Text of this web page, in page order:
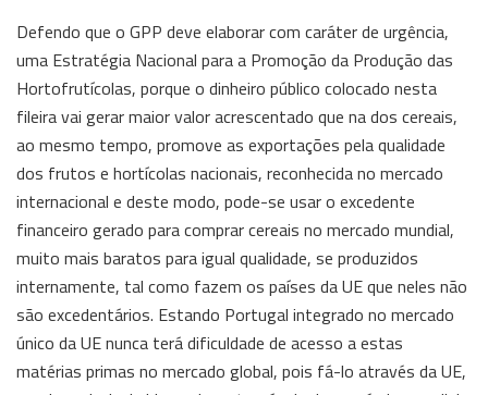
Defendo que o GPP deve elaborar com caráter de urgência,
uma Estratégia Nacional para a Promoção da Produção das
Hortofrutícolas, porque o dinheiro público colocado nesta
fileira vai gerar maior valor acrescentado que na dos cereais,
ao mesmo tempo, promove as exportações pela qualidade
dos frutos e hortícolas nacionais, reconhecida no mercado
internacional e deste modo, pode-se usar o excedente
financeiro gerado para comprar cereais no mercado mundial,
muito mais baratos para igual qualidade, se produzidos
internamente, tal como fazem os países da UE que neles não
são excedentários. Estando Portugal integrado no mercado
único da UE nunca terá dificuldade de acesso a estas
matérias primas no mercado global, pois fá-lo através da UE,